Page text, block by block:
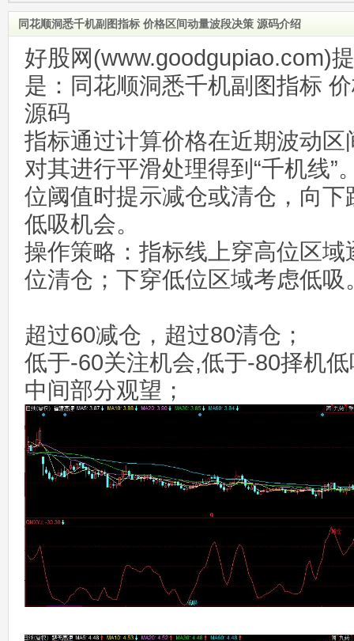
同花顺洞悉千机副图指标 价格区间动量波段决策 源码介绍
好股网(www.goodgupiao.com)
是：同花顺洞悉千机副图指标
源码
指标通过计算价格在近期波动
对其进行平滑处理得到“千机线”
位阈值时提示减仓或清仓，向
低吸机会。
操作策略‌：指标线上穿高位区
位清仓；下穿低位区域考虑低吸
超过60减仓，超过80清仓；
低于-60关注机会,低于-80择机
中间部分观望；